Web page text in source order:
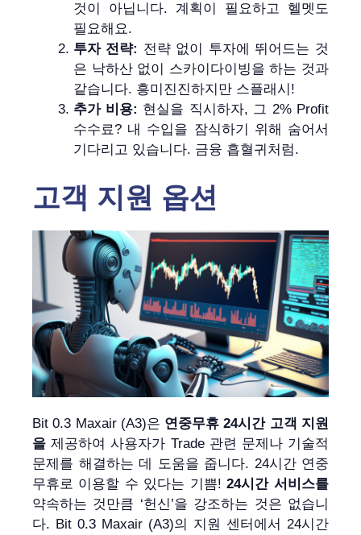
것이 아닙니다. 계획이 필요하고 헬멧도
필요해요.
투자 전략: 전략 없이 투자에 뛰어드는 것
은 낙하산 없이 스카이다이빙을 하는 것과
같습니다. 흥미진진하지만 스플래시!
추가 비용: 현실을 직시하자, 그 2% Profit
수수료? 내 수입을 잠식하기 위해 숨어서
기다리고 있습니다. 금융 흡혈귀처럼.
고객 지원 옵션
Bit 0.3 Maxair (A3)은 연중무휴 24시간 고객 지원
을 제공하여 사용자가 Trade 관련 문제나 기술적
문제를 해결하는 데 도움을 줍니다. 24시간 연중
무휴로 이용할 수 있다는 기쁨! 24시간 서비스를
약속하는 것만큼 ‘헌신’을 강조하는 것은 없습니
다. Bit 0.3 Maxair (A3)의 지원 센터에서 24시간